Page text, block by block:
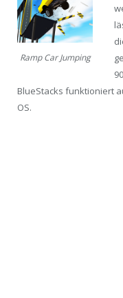
Ramp Car Jumping
BlueStacks funktioniert
OS.